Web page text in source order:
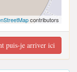
contributors
puis-je arriver ici